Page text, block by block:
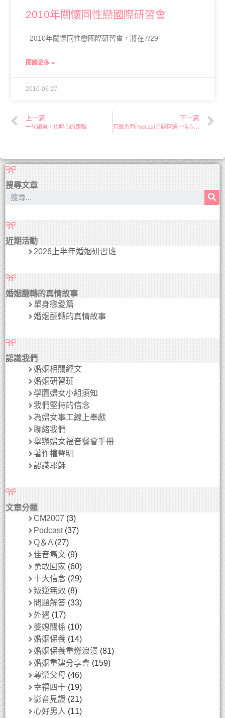
2010年關懷同性戀國際研習會
2010年關懷同性戀國際研習會，將在7/29-
閱讀更多 »
2010-06-27
上一篇
一句讚美，化解心的距離
下一篇
有聲系列Podcast主題精選～信心的突破（上）
搜尋文章
近期活動
2026上半年婚姻研習班
婚姻翻轉的真情故事
單身戀愛篇
婚姻翻轉的真情故事
認識我們
婚姻相關經文
婚姻研習班
學園婦女小組須知
我們堅持的信念
為婦女事工線上奉獻
聯絡我們
舉辦婦女福音餐會手冊
著作權聲明
認識耶穌
文章分類
CM2007 (3)
Podcast(37)
Q＆A (27)
佳音雋文 (9)
勇敢回家 (60)
十大信念 (29)
叛逆無效 (8)
問題解答 (33)
外遇 (17)
婆媳關係 (10)
婚姻保養 (14)
婚姻保養重燃浪漫 (81)
婚姻重建分享會 (159)
尊榮父母 (46)
幸福四十 (19)
影音見證 (21)
心好男人 (11)